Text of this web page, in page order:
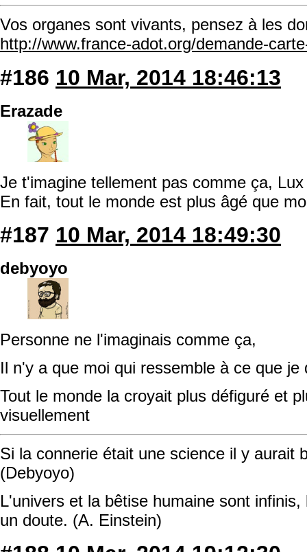
Vos organes sont vivants, pensez à les
http://www.france-adot.org/demande-
#186 10 Mar, 2014 18:46:13
Erazade
Je t'imagine tellement pas comme ça,
En fait, tout le monde est plus âgé que
#187 10 Mar, 2014 18:49:30
debyoyo
Personne ne l'imaginais comme ça,
Il n'y a que moi qui ressemble à ce que je
Tout le monde la croyait plus défiguré et
visuellement
Si la connerie était une science il y aurait
(Debyoyo)
L'univers et la bêtise humaine sont
un doute. (A. Einstein)